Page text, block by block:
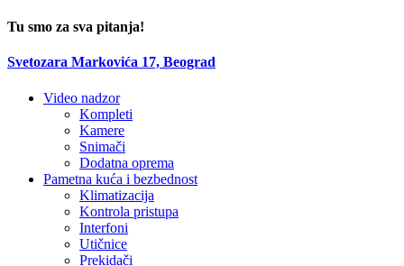
Tu smo za sva pitanja!
Svetozara Markovića 17, Beograd
Video nadzor
Kompleti
Kamere
Snimači
Dodatna oprema
Pametna kuća i bezbednost
Klimatizacija
Kontrola pristupa
Interfoni
Utičnice
Prekidači